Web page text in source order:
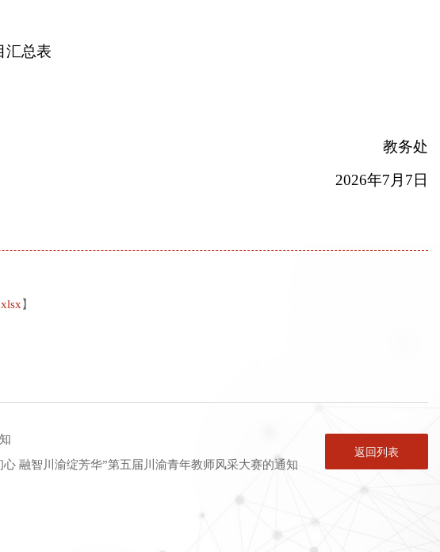
汇总表
教务处
2026年7 月 7 日
】
融智川渝绽芳华”第五届川渝青年教师风采大赛的通知
返回列表